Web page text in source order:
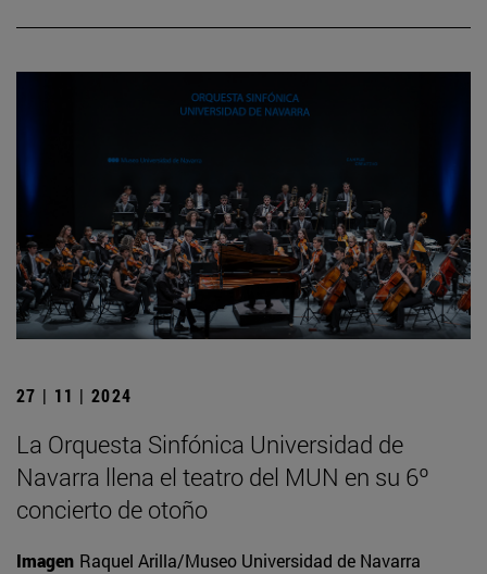
27 | 11 | 2024
La Orquesta Sinfónica Universidad de
Navarra llena el teatro del MUN en su 6º
concierto de otoño
Imagen Raquel Arilla/Museo Universidad de Navarra